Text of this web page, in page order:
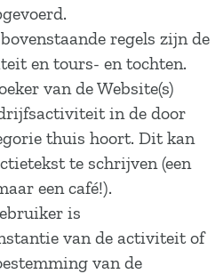
regels zijn de
en tours- en tochten.
van de Website(s)
in de door
thuis hoort. Dit kan
te schrijven (een
een café!).
is
van de activiteit of
van de